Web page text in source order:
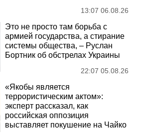
13:07 06.08.26
Это не просто там борьба с
армией государства, а стирание
системы общества, – Руслан
Бортник об обстрелах Украины
22:07 05.08.26
«Якобы является
террористическим актом»:
эксперт рассказал, как
российская оппозиция
выставляет покушение на Чайко